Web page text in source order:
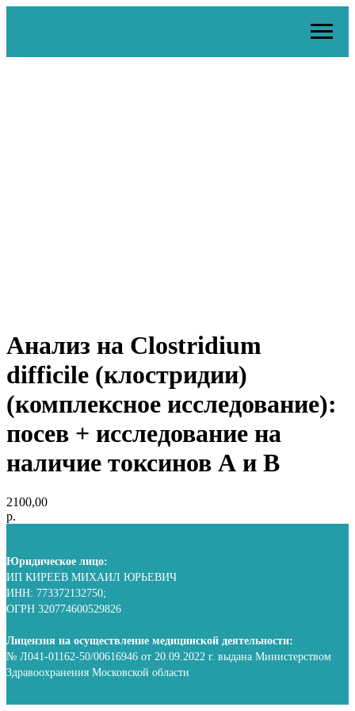
Анализ на Clostridium
difficile (клостридии)
(комплексное исследование):
посев + исследование на
наличие токсинов А и B
2100,00
р.
Юридическое лицо:
ИП КИРЕЕВ МИХАИЛ ЮРЬЕВИЧ
ИНН: 773372132750;
ОГРН 320774600529826
Лицензия на осуществление медицинской деятельности:
№ Л041-01162-50/00616946 от 20.09.2022 г. выдана Министерством
Здравоохранения Московской области